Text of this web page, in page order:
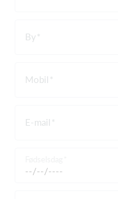
By
Mobil
E-mail